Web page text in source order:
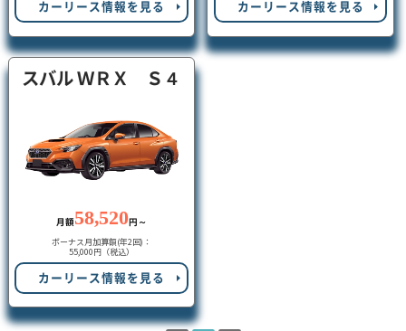
カーリース情報を見る カーリース情報を見る
スバル ＷＲＸ Ｓ４
月額 58,520円～
ボーナス月加算額(年2回)：
55,000円（税込）
カーリース情報を見る